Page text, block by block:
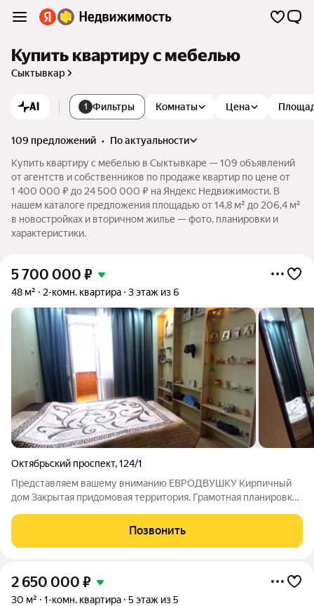
Купить квартиру с мебелью
Сыктывкар
AI 1 Фильтры Комнаты Цена
109 предложений •
по актуальности
Купить квартиру с мебелью в Сыктывкаре — 109 объявлений
от агентств и собственников по продаже квартир по цене от
1 400 000 ₽ до 24 500 000 ₽ на Яндекс Недвижимости. В
нашем каталоге предложения площадью от 14,8 м² до 206,4 м²
в новостройках и вторичном жилье — фото, планировки и
характеристики.
5 700 000 ₽
48 м² 2-комн. квартира 3 этаж из 6
Октябрьский проспект,124/1
Представляем вашему вниманию ЕВРОДВУШКУ Кирпичный
дом Закрытая придомовая территория. Грамотная планировка.
Позвонить
2 650 000 ₽
30 м² 1-комн. квартира 5 этаж из 5